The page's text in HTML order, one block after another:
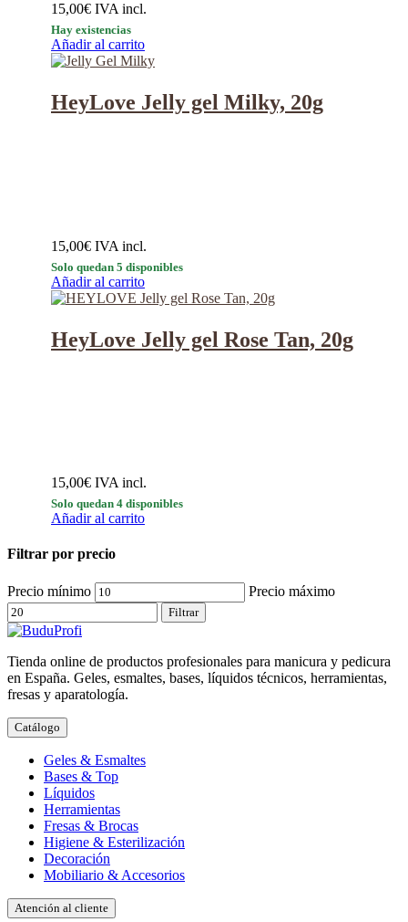
15,00€ IVA incl.
Hay existencias
Añadir al carrito
HeyLove Jelly gel Milky, 20g
15,00€ IVA incl.
Solo quedan 5 disponibles
Añadir al carrito
HeyLove Jelly gel Rose Tan, 20g
15,00€ IVA incl.
Solo quedan 4 disponibles
Añadir al carrito
Filtrar por precio
Precio mínimo Precio máximo
Filtrar
Tienda online de productos profesionales para manicura y pedicura
en España. Geles, esmaltes, bases, líquidos técnicos, herramientas,
fresas y aparatología.
Catálogo
Geles & Esmaltes
Bases & Top
Líquidos
Herramientas
Fresas & Brocas
Higiene & Esterilización
Decoración
Mobiliario & Accesorios
Atención al cliente